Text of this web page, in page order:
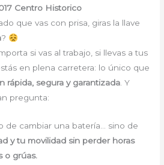
Centro Historico
que vas con prisa, giras la llave
?
si vas al trabajo, si llevas a tus
en plena carretera: lo único que
rápida, segura y garantizada. Y
pregunta:
de cambiar una batería… sino de
y tu movilidad sin perder horas
o grúas.